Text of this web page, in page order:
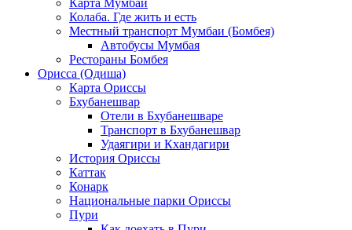
Колаба. Где жить и есть
Местный транспорт Мумбаи (Бомбея)
Автобусы Мумбая
Рестораны Бомбея
Орисса (Одиша)
Карта Ориссы
Бхубанешвар
Отели в Бхубанешваре
Транспорт в Бхубанешвар
Удаягири и Кхандагири
История Ориссы
Каттак
Конарк
Национальные парки Ориссы
Пури